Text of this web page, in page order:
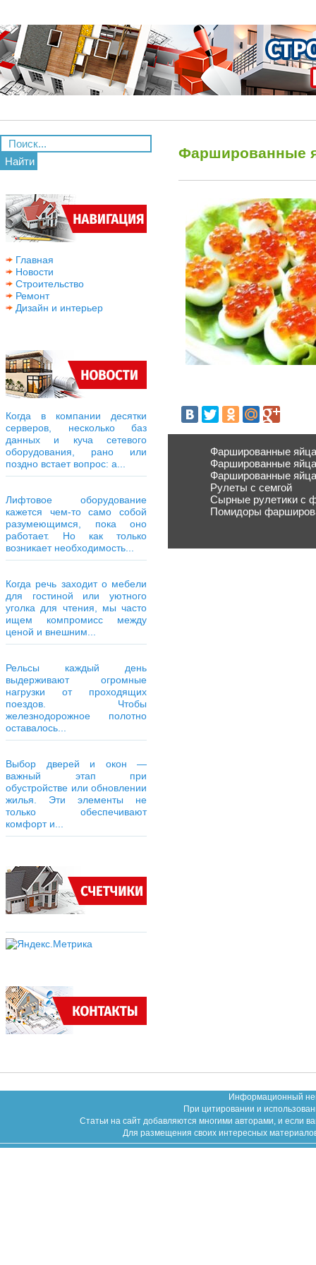
Найти
Главная
Новости
Строительство
Ремонт
Дизайн и интерьер
Когда в компании десятки
серверов, несколько баз
данных и куча сетевого
оборудования, рано или
поздно встает вопрос: а...
Лифтовое оборудование
кажется чем-то само собой
разумеющимся, пока оно
работает. Но как только
возникает необходимость...
Когда речь заходит о мебели
для гостиной или уютного
уголка для чтения, мы часто
ищем компромисс между
ценой и внешним...
Рельсы каждый день
выдерживают огромные
нагрузки от проходящих
поездов. Чтобы
железнодорожное полотно
оставалось...
Выбор дверей и окон —
важный этап при
обустройстве или обновлении
жилья. Эти элементы не
только обеспечивают
комфорт и...
Фаршированные
Фаршированные
Фаршированные
Фаршированные
Рулеты с семгой
Сырные рулетики с
Помидоры
Информационный
При цитировании и
Статьи на сайт добавляются многими авторами, и если
Для размещения своих интересных